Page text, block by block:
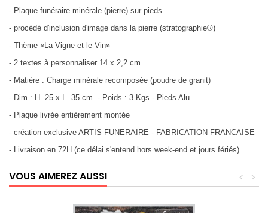
- Plaque funéraire minérale (pierre) sur pieds
- procédé d'inclusion d'image dans la pierre (stratographie®)
- Thème «La Vigne et le Vin»
- 2 textes à personnaliser 14 x 2,2 cm
- Matière : Charge minérale recomposée (poudre de granit)
- Dim : H. 25 x L. 35 cm. - Poids : 3 Kgs - Pieds Alu
- Plaque livrée entièrement montée
- création exclusive ARTIS FUNERAIRE - FABRICATION FRANCAISE
- Livraison en 72H (ce délai s'entend hors week-end et jours fériés)
VOUS AIMEREZ AUSSI >
<